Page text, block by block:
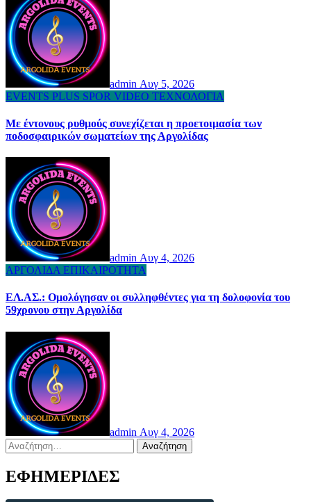
admin Αυγ 5, 2026
EVENTS PLUS SPOR VIDEO ΤΕΧΝΟΛΟΓΙΑ
Με έντονους ρυθμούς συνεχίζεται η προετοιμασία των
ποδοσφαιρικών σωματείων της Αργολίδας
admin Αυγ 4, 2026
ΑΡΓΟΛΙΔΑ ΕΠΙΚΑΙΡΟΤΗΤΑ
ΕΛ.ΑΣ.: Ομολόγησαν οι συλληφθέντες για τη δολοφονία του
59χρονου στην Αργολίδα
admin Αυγ 4, 2026
Αναζήτηση
για:
ΕΦΗΜΕΡΙΔΕΣ